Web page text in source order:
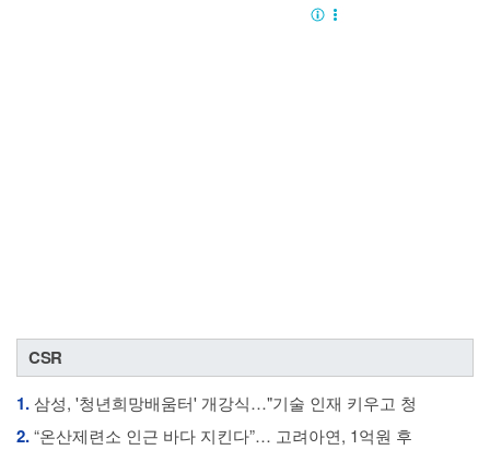
CSR
1.삼성, '청년희망배움터' 개강식…"기술 인재 키우고 청
2.“온산제련소 인근 바다 지킨다”… 고려아연, 1억원 후